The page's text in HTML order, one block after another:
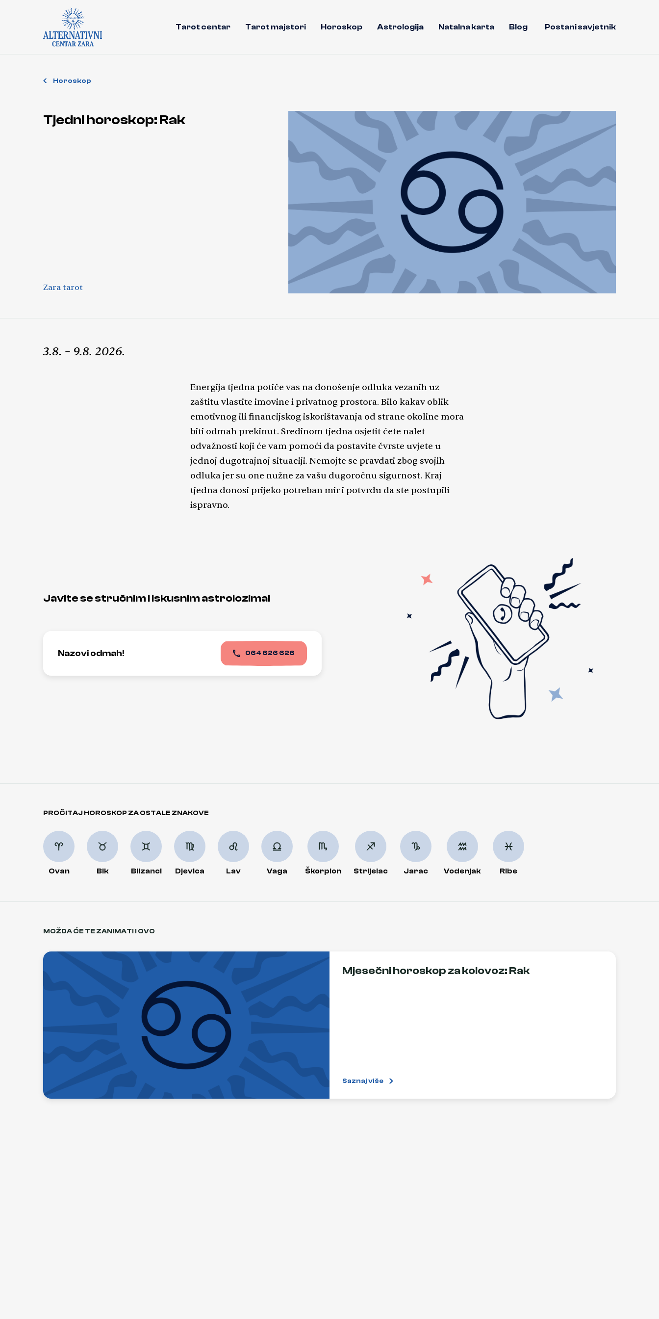
Tarot centar Tarot majstori Horoskop Astrologija Natalna karta Blog Postani savjetnik
Horoskop
Tjedni horoskop: Rak
Zara tarot
3.8. – 9.8. 2026.
Energija tjedna potiče vas na donošenje odluka vezanih uz
zaštitu vlastite imovine i privatnog prostora. Bilo kakav oblik
emotivnog ili financijskog iskorištavanja od strane okoline mora
biti odmah prekinut. Sredinom tjedna osjetit ćete nalet
odvažnosti koji će vam pomoći da postavite čvrste uvjete u
jednoj dugotrajnoj situaciji. Nemojte se pravdati zbog svojih
odluka jer su one nužne za vašu dugoročnu sigurnost. Kraj
tjedna donosi prijeko potreban mir i potvrdu da ste postupili
ispravno.
Javite se stručnim i iskusnim astrolozima!
Nazovi odmah! 064 626 626
PROČITAJ HOROSKOP ZA OSTALE ZNAKOVE
Ovan Bik Blizanci Djevica Lav Vaga Škorpion Strijelac Jarac Vodenjak Ribe
MOŽDA ĆE TE ZANIMATI I OVO
Mjesečni horoskop za kolovoz: Rak
Saznaj više